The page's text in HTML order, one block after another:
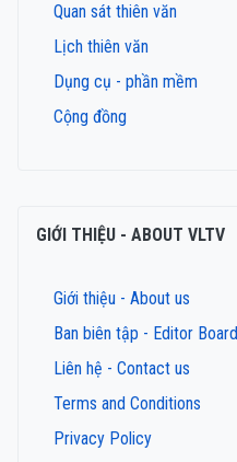
Quan sát thiên văn
Lịch thiên văn
Dụng cụ - phần mềm
Cộng đồng
GIỚI THIỆU - ABOUT VLTV
Giới thiệu - About us
Ban biên tập - Editor Board
Liên hệ - Contact us
Terms and Conditions
Privacy Policy